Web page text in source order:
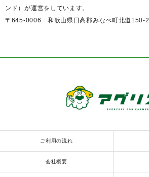
ンド）が運営をしています。
〒645-0006 和歌山県日高郡みなべ町北道150-2
ご利用の流れ
会社概要